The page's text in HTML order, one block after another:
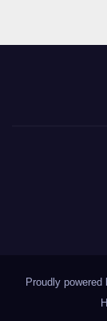
Proudly powered